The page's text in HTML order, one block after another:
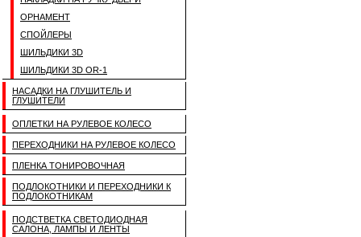
ОРНАМЕНТ
СПОЙЛЕРЫ
ШИЛЬДИКИ 3D
ШИЛЬДИКИ 3D OR-1
НАСАДКИ НА ГЛУШИТЕЛЬ И
ГЛУШИТЕЛИ
ОПЛЕТКИ НА РУЛЕВОЕ КОЛЕСО
ПЕРЕХОДНИКИ НА РУЛЕВОЕ КОЛЕСО
ПЛЕНКА ТОНИРОВОЧНАЯ
ПОДЛОКОТНИКИ И ПЕРЕХОДНИКИ К
ПОДЛОКОТНИКАМ
ПОДСТВЕТКА СВЕТОДИОДНАЯ
САЛОНА, ЛАМПЫ И ЛЕНТЫ